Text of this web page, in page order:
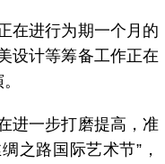
进行为期一个月的
设计等筹备工作正在
一步打磨提高，准
之路国际艺术节”，